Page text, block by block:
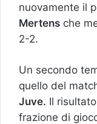
nuovamente il
Mertens che
2-2.
Un secondo
quello del
Juve. Il
frazione di